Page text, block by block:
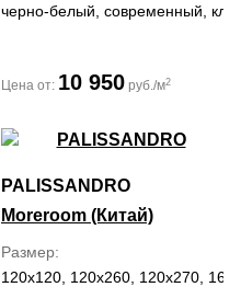
черно-белый, современный,
Цена от: 10 950 руб./м2
PALISSANDRO
Moreroom (Китай)
Размер
120x120, 120x260, 120x270,